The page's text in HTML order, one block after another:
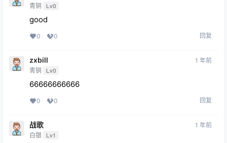
青铜 Lv0
good
0 0 回复
zxbill
青铜 Lv0
1 年前
66666666666
0 0 回复
战歌
白银 Lv1
1 年前